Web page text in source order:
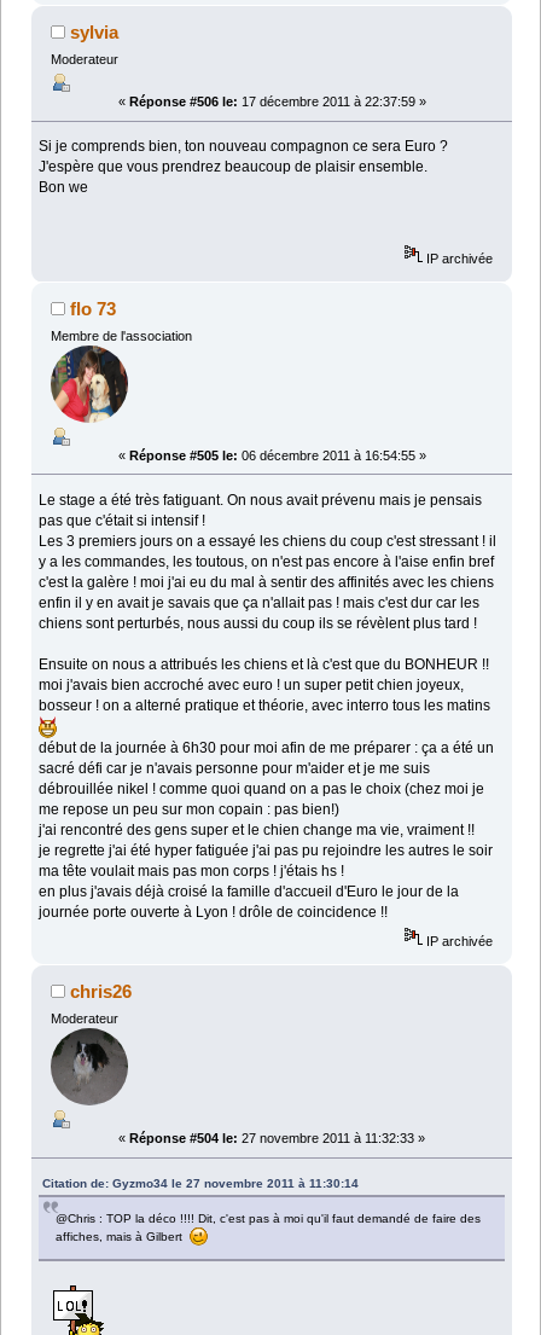
sylvia
Moderateur
« Réponse #506 le: 17 décembre 2011 à 22:37:59 »
Si je comprends bien, ton nouveau compagnon ce sera Euro ?
J'espère que vous prendrez beaucoup de plaisir ensemble.
Bon we
IP archivée
flo 73
Membre de l'association
« Réponse #505 le: 06 décembre 2011 à 16:54:55 »
Le stage a été très fatiguant. On nous avait prévenu mais je pensais
pas que c'était si intensif !
Les 3 premiers jours on a essayé les chiens du coup c'est stressant ! il
y a les commandes, les toutous, on n'est pas encore à l'aise enfin bref
c'est la galère ! moi j'ai eu du mal à sentir des affinités avec les chiens
enfin il y en avait je savais que ça n'allait pas ! mais c'est dur car les
chiens sont perturbés, nous aussi du coup ils se révèlent plus tard !
Ensuite on nous a attribués les chiens et là c'est que du BONHEUR !!
moi j'avais bien accroché avec euro ! un super petit chien joyeux,
bosseur ! on a alterné pratique et théorie, avec interro tous les matins
début de la journée à 6h30 pour moi afin de me préparer : ça a été un
sacré défi car je n'avais personne pour m'aider et je me suis
débrouillée nikel ! comme quoi quand on a pas le choix (chez moi je
me repose un peu sur mon copain : pas bien!)
j'ai rencontré des gens super et le chien change ma vie, vraiment !!
je regrette j'ai été hyper fatiguée j'ai pas pu rejoindre les autres le soir
ma tête voulait mais pas mon corps ! j'étais hs !
en plus j'avais déjà croisé la famille d'accueil d'Euro le jour de la
journée porte ouverte à Lyon ! drôle de coincidence !!
IP archivée
chris26
Moderateur
« Réponse #504 le: 27 novembre 2011 à 11:32:33 »
Citation de: Gyzmo34 le 27 novembre 2011 à 11:30:14
@Chris : TOP la déco !!!! Dit, c'est pas à moi qu'il faut demandé de faire des
affiches, mais à Gilbert